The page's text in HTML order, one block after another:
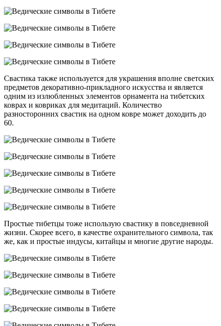
Свастика также используется для украшения вполне светских
предметов декоративно-прикладного искусства и является
одним из излюбленных элементов орнамента на тибетских
коврах и ковриках для медитаций. Количество
разносторонних свастик на одном ковре может доходить до
60.
Простые тибетцы тоже использую свастику в повседневной
жизни. Скорее всего, в качестве охранительного символа, так
же, как и простые индусы, китайцы и многие другие народы.